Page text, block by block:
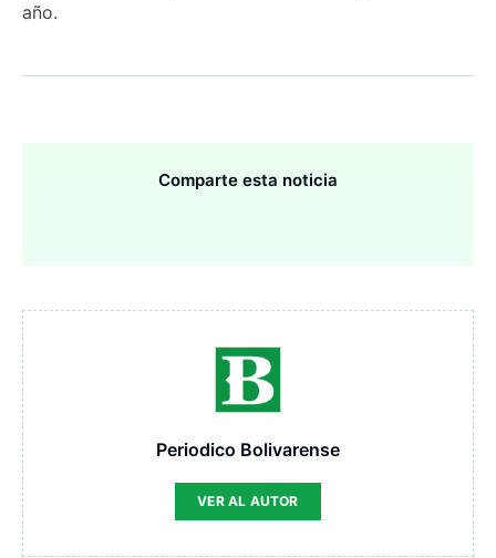
año.
Comparte esta noticia
Periodico Bolivarense
VER AL AUTOR